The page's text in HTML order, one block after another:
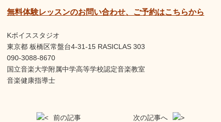
無料体験レッスンのお問い合わせ、ご予約はこちらから
Kボイススタジオ
東京都 板橋区常盤台4-31-15 RASICLAS 303
090-3088-8670
国立音楽大学附属中学高等学校認定音楽教室
音楽健康指導士
前の記事 次の記事へ